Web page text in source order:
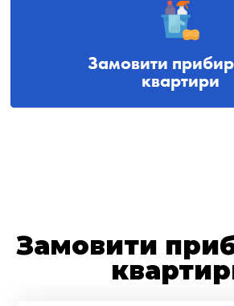
Замовити
квартири
Замовити